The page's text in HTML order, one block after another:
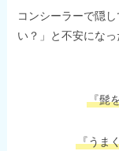
コンシーラーで隠
い？」と不安にな
『髭
『うま